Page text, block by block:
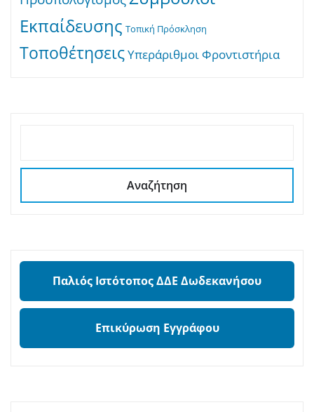
Εκπαίδευσης Τοπική Πρόσκληση
ΤοποθέτησειςΥπεράριθμοι Φροντιστήρια
Αναζήτηση
Παλιός Ιστότοπος ΔΔΕ Δωδεκανήσου
Επικύρωση Εγγράφου